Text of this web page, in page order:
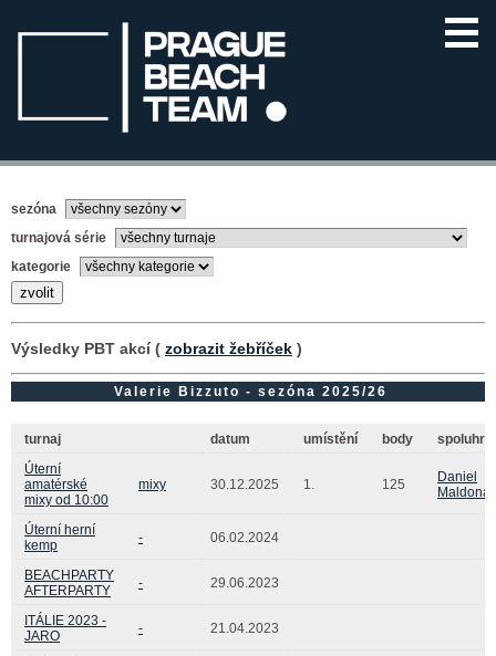
sezóna
turnajová série
kategorie
Výsledky PBT akcí ( zobrazit žebříček )
Valerie Bizzuto - sezóna 2025/26
turnaj datum umístění body
Úterní
amatérské
mixy od 10:00
mixy 30.12.2025 1. 125
Daniel
Úterní herní
kemp
- 06.02.2024
BEACHPARTY
AFTERPARTY
- 29.06.2023
ITÁLIE 2023 -
JARO
- 21.04.2023